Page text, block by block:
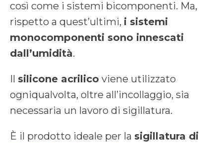
così come i sistemi bicomponenti. Ma,
rispetto a quest’ultimi, i sistemi
monocomponenti sono innescati
dall’umidità.
Il silicone acrilico viene utilizzato
ogniqualvolta, oltre all’incollaggio, sia
necessaria un lavoro di sigillatura.
È il prodotto ideale per la sigillatura di